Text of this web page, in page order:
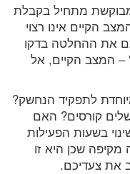
מתחיל בקבלת
הקיים אינו רצוי
את ההחלטה בדקו
– המצב הקיים, אל
לתפקיד הנחשק?
קורסים? האם
בשעות הפעילות
מקיפה שכן היא זו
את צעדיכם.